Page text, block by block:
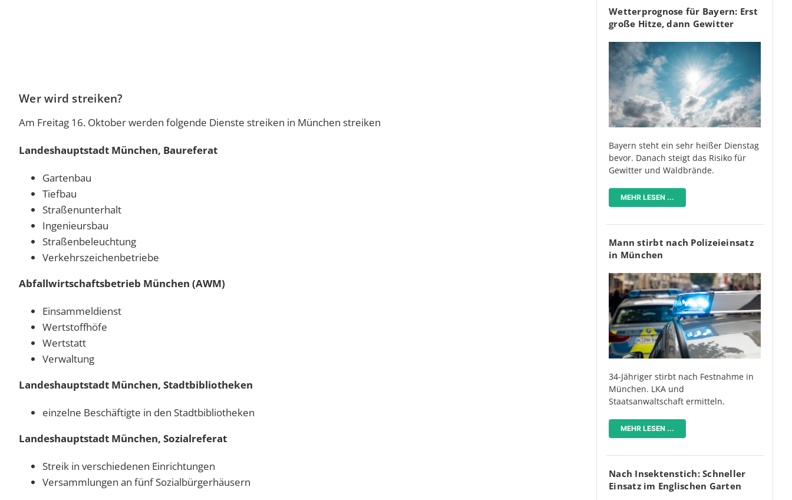
Wer wird streiken?
Am Freitag 16. Oktober werden folgende Dienste streiken in München streiken
Landeshauptstadt München, Baureferat
Gartenbau
Tiefbau
Straßenunterhalt
Ingenieursbau
Straßenbeleuchtung
Verkehrszeichenbetriebe
Abfallwirtschaftsbetrieb München (AWM)
Einsammeldienst
Wertstoffhöfe
Wertstatt
Verwaltung
Landeshauptstadt München, Stadtbibliotheken
einzelne Beschäftigte in den Stadtbibliotheken
Landeshauptstadt München, Sozialreferat
Streik in verschiedenen Einrichtungen
Versammlungen an fünf Sozialbürgerhäusern
Wetterprognose für Bayern: Erst
große Hitze, dann Gewitter
Bayern steht ein sehr heißer Dienstag
bevor. Danach steigt das Risiko für
Gewitter und Waldbrände.
MEHR LESEN ...
Mann stirbt nach Polizeieinsatz
in München
34-Jähriger stirbt nach Festnahme in
München. LKA und
Staatsanwaltschaft ermitteln.
MEHR LESEN ...
Nach Insektenstich: Schneller
Einsatz im Englischen Garten